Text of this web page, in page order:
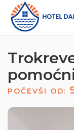
POČEVŠI OD: